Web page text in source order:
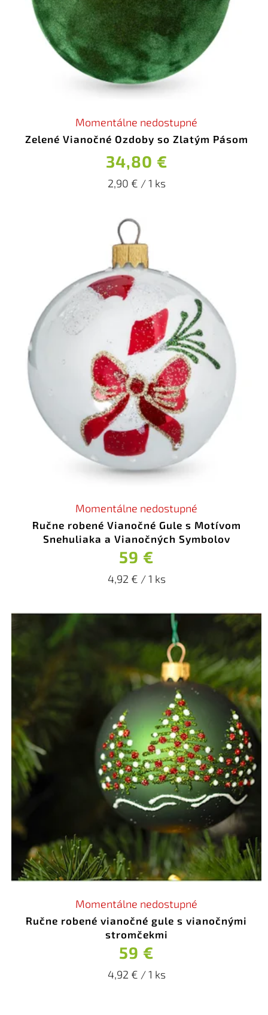
Zelené Vianočné Ozdoby so Zlatým Pásom
Momentálne nedostupné
34,80 €
2,90 € / 1 ks
Ručne robené Vianočné Gule s Motívom
Snehuliaka a Vianočných Symbolov
Momentálne nedostupné
59 €
4,92 € / 1 ks
Ručne robené vianočné gule s vianočnými
stromčekmi
Momentálne nedostupné
59 €
4,92 € / 1 ks